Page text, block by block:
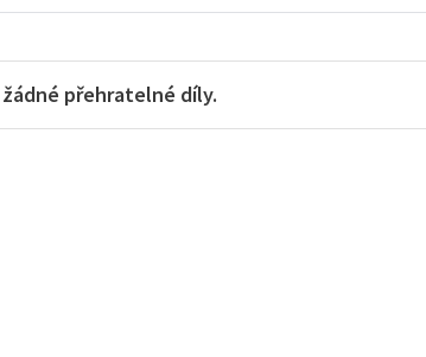
přehratelné díly.